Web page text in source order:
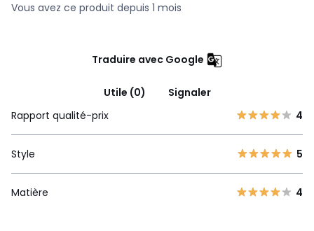
Vous avez ce produit depuis 1 mois
Traduire avec Google
Utile (0)
Signaler
Rapport qualité-prix
4
Style 5
Matière 4